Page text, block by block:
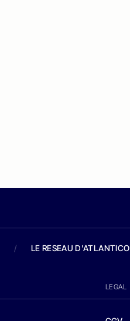
/ LE RESEAU D'ATLANTICO
LEGAL